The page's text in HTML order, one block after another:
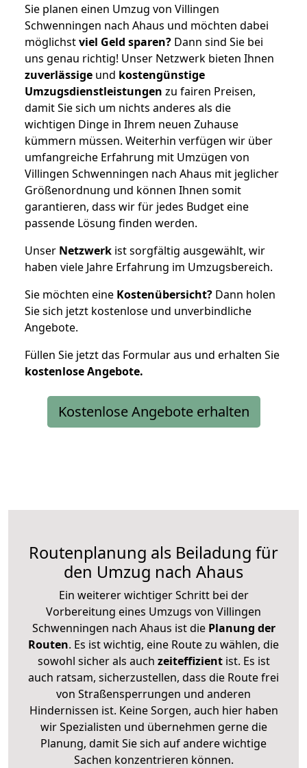
Sie planen einen Umzug von Villingen
Schwenningen nach Ahaus und möchten dabei
möglichstviel Geld sparen? Dann sind Sie bei
uns genau richtig! Unser Netzwerk bieten Ihnen
zuverlässige und kostengünstige
Umzugsdienstleistungen zu fairen Preisen,
damit Sie sich um nichts anderes als die
wichtigen Dinge in Ihrem neuen Zuhause
kümmern müssen. Weiterhin verfügen wir über
umfangreiche Erfahrung mit Umzügen von
Villingen Schwenningen nach Ahaus mit jeglicher
Größenordnung und können Ihnen somit
garantieren, dass wir für jedes Budget eine
passende Lösung finden werden.
Unser Netzwerk ist sorgfältig ausgewählt, wir
haben viele Jahre Erfahrung im Umzugsbereich.
Sie möchten eine Kostenübersicht? Dann holen
Sie sich jetzt kostenlose und unverbindliche
Angebote.
Füllen Sie jetzt das Formular aus und erhalten Sie
kostenloseAngebote.
Kostenlose Angebote erhalten
Routenplanung als Beiladung für
den Umzug nach Ahaus
Ein weiterer wichtiger Schritt bei der
Vorbereitung eines Umzugs von Villingen
Schwenningen nach Ahaus ist diePlanung der
Routen. Es ist wichtig, eine Route zu wählen, die
sowohl sicher als auch zeiteffizientist. Es ist
auch ratsam, sicherzustellen, dass die Route frei
von Straßensperrungen und anderen
Hindernissen ist. Keine Sorgen, auch hier haben
wir Spezialisten und übernehmen gerne die
Planung, damit Sie sich auf andere wichtige
Sachen konzentrieren können.